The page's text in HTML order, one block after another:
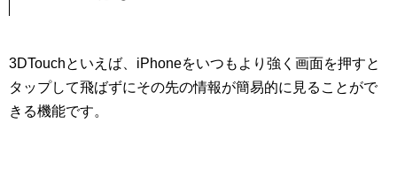
3DTouchといえば、 iPhoneをいつもより強く画面を押すと
タップして飛ばずにその先の情報が簡易的に見ることがで
きる機能です。